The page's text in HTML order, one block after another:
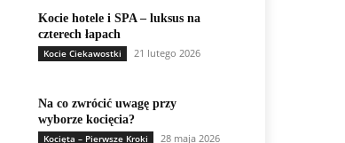
Kocie hotele i SPA – luksus na
czterech łapach
Kocie Ciekawostki 21 lutego 2026
Na co zwrócić uwagę przy
wyborze kocięcia?
Kocięta – Pierwsze Kroki 28 maja 2026